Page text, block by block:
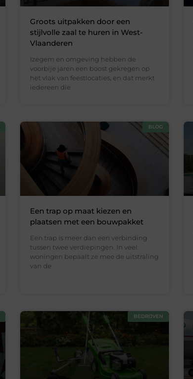
Groots uitpakken door een
stijlvolle zaal te huren in West-
Vlaanderen
Izegem en omgeving hebben de
voorbije jaren een boost gekregen op
het vlak van feestlocaties, en dat merkt
iedereen die
BLOG
Een trap op maat kiezen en
plaatsen met een bouwpakket
Een trap is meer dan een verbinding
tussen twee verdiepingen. In veel
woningen bepaalt ze mee de uitstraling
van de
BEDRIJVEN